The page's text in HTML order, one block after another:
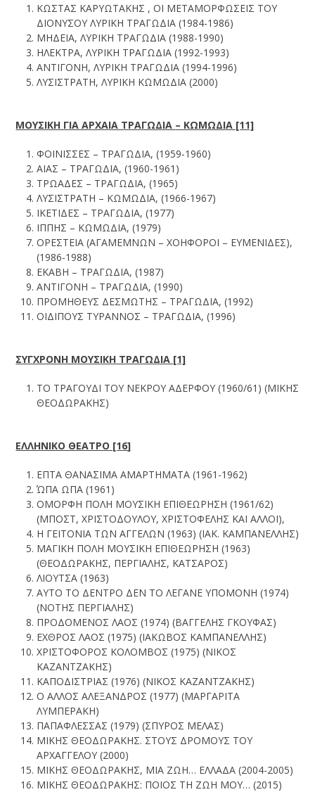
ΚΩΣΤΑΣ ΚΑΡΥΩΤΑΚΗΣ , ΟΙ ΜΕΤΑΜΟΡΦΩΣΕΙΣ ΤΟΥ
ΔΙΟΝΥΣΟΥ ΛΥΡΙΚΗ ΤΡΑΓΩΔΙΑ (1984-1986)
ΜΗΔΕΙΑ, ΛΥΡΙΚΗ ΤΡΑΓΩΔΙΑ (1988-1990)
ΗΛΕΚΤΡΑ, ΛΥΡΙΚΗ ΤΡΑΓΩΔΙΑ (1992-1993)
ΑΝΤΙΓΟΝΗ, ΛΥΡΙΚΗ ΤΡΑΓΩΔΙΑ (1994-1996)
ΛΥΣΙΣΤΡΑΤΗ, ΛΥΡΙΚΗ ΚΩΜΩΔΙΑ (2000)
ΜΟΥΣΙΚΗ ΓΙΑ ΑΡΧΑΙΑ ΤΡΑΓΩΔΙΑ – ΚΩΜΩΔΙΑ [11]
ΦΟΙΝΙΣΣΕΣ – ΤΡΑΓΩΔΙΑ, (1959-1960)
ΑΙΑΣ – ΤΡΑΓΩΔΙΑ, (1960-1961)
ΤΡΩΑΔΕΣ – ΤΡΑΓΩΔΙΑ, (1965)
ΛΥΣΙΣΤΡΑΤΗ – ΚΩΜΩΔΙΑ, (1966-1967)
ΙΚΕΤΙΔΕΣ – ΤΡΑΓΩΔΙΑ, (1977)
ΙΠΠΗΣ – ΚΩΜΩΔΙΑ, (1979)
ΟΡΕΣΤΕΙΑ (ΑΓΑΜΕΜΝΩΝ – ΧΟΗΦΟΡΟΙ – ΕΥΜΕΝΙΔΕΣ),
(1986-1988)
ΕΚΑΒΗ – ΤΡΑΓΩΔΙΑ, (1987)
ΑΝΤΙΓΟΝΗ – ΤΡΑΓΩΔΙΑ, (1990)
ΠΡΟΜΗΘΕΥΣ ΔΕΣΜΩΤΗΣ – ΤΡΑΓΩΔΙΑ, (1992)
ΟΙΔΙΠΟΥΣ ΤΥΡΑΝΝΟΣ – ΤΡΑΓΩΔΙΑ, (1996)
ΣΥΓΧΡΟΝΗ ΜΟΥΣΙΚΗ ΤΡΑΓΩΔΙΑ [1]
ΤΟ ΤΡΑΓΟΥΔΙ ΤΟΥ ΝΕΚΡΟΥ ΑΔΕΡΦΟΥ (1960/61) (ΜΙΚΗΣ
ΘΕΟΔΩΡΑΚΗΣ)
ΕΛΛΗΝΙΚΟ ΘΕΑΤΡΟ [16]
ΕΠΤΑ ΘΑΝΑΣΙΜΑ ΑΜΑΡΤΗΜΑΤΑ (1961-1962)
ΏΠΑ ΩΠΑ (1961)
ΟΜΟΡΦΗ ΠΟΛΗ ΜΟΥΣΙΚΗ ΕΠΙΘΕΩΡΗΣΗ (1961/62)
(ΜΠΟΣΤ, ΧΡΙΣΤΟΔΟΥΛΟΥ, ΧΡΙΣΤΟΦΕΛΗΣ ΚΑΙ ΑΛΛΟΙ),
Η ΓΕΙΤΟΝΙΑ ΤΩΝ ΑΓΓΕΛΩΝ (1963) (ΙΑΚ. ΚΑΜΠΑΝΕΛΛΗΣ)
ΜΑΓΙΚΗ ΠΟΛΗ ΜΟΥΣΙΚΗ ΕΠΙΘΕΩΡΗΣΗ (1963)
(ΘΕΟΔΩΡΑΚΗΣ, ΠΕΡΓΙΑΛΗΣ, ΚΑΤΣΑΡΟΣ)
ΛΙΟΥΤΣΑ (1963)
ΑΥΤΟ ΤΟ ΔΕΝΤΡΟ ΔΕΝ ΤΟ ΛΕΓΑΝΕ ΥΠΟΜΟΝΗ (1974)
(ΝΟΤΗΣ ΠΕΡΓΙΑΛΗΣ)
ΠΡΟΔΟΜΕΝΟΣ ΛΑΟΣ (1974) (ΒΑΓΓΕΛΗΣ ΓΚΟΥΦΑΣ)
ΕΧΘΡΟΣ ΛΑΟΣ (1975) (ΙΑΚΩΒΟΣ ΚΑΜΠΑΝΕΛΛΗΣ)
ΧΡΙΣΤΟΦΟΡΟΣ ΚΟΛΟΜΒΟΣ (1975) (ΝΙΚΟΣ
ΚΑΖΑΝΤΖΑΚΗΣ)
ΚΑΠΟΔΙΣΤΡΙΑΣ (1976) (ΝΙΚΟΣ ΚΑΖΑΝΤΖΑΚΗΣ)
Ο ΑΛΛΟΣ ΑΛΕΞΑΝΔΡΟΣ (1977) (ΜΑΡΓΑΡΙΤΑ
ΛΥΜΠΕΡΑΚΗ)
ΠΑΠΑΦΛΕΣΣΑΣ (1979) (ΣΠΥΡΟΣ ΜΕΛΑΣ)
ΜΙΚΗΣ ΘΕΟΔΩΡΑΚΗΣ. ΣΤΟΥΣ ΔΡΟΜΟΥΣ ΤΟΥ
ΑΡΧΑΓΓΕΛΟΥ (2000)
ΜΙΚΗΣ ΘΕΟΔΩΡΑΚΗΣ, ΜΙΑ ΖΩΗ… ΕΛΛΑΔΑ (2004-2005)
ΜΙΚΗΣ ΘΕΟΔΩΡΑΚΗΣ: ΠΟΙΟΣ ΤΗ ΖΩΗ ΜΟΥ… (2015)